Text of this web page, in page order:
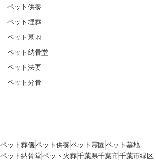
ペット供養
ペット埋葬
ペット墓地
ペット納骨堂
ペット法要
ペット分骨
ペット葬儀ペット供養ペット霊園 ペット墓地
ペット納骨堂ペット火葬千葉県千葉市千葉市緑区